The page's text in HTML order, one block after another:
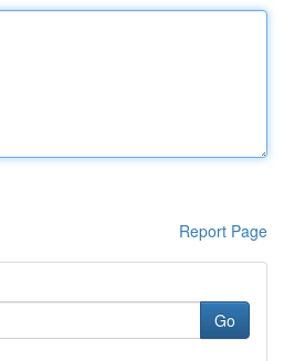
Report Page
Go